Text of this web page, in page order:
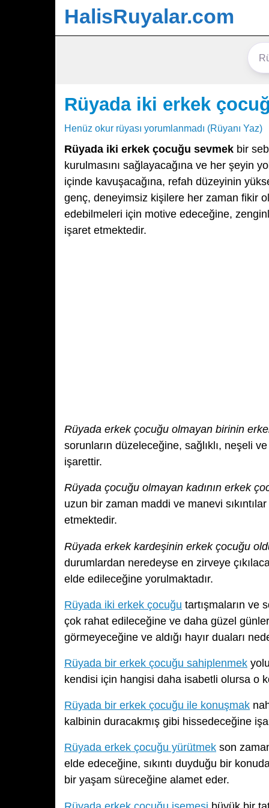
HalisRuyalar.com
Rüyada iki erkek
Henüz okur rüyası yorumlanmadı (Rüyanı Yaz)
Rüyada iki erkek çocuğu sevmek bir
kurulmasını sağlayacağına ve her şeyin
içinde kavuşacağına, refah düzeyinin
genç, deneyimsiz kişilere her zaman fikir
edebilmeleri için motive edeceğine,
işaret etmektedir.
Rüyada erkek çocuğu olmayan birinin
sorunların düzeleceğine, sağlıklı, neşeli
işarettir.
Rüyada çocuğu olmayan kadının erkek
uzun bir zaman maddi ve manevi
etmektedir.
Rüyada erkek kardeşinin erkek çocuğu
durumlardan neredeyse en zirveye
elde edileceğine yorulmaktadır.
Rüyada iki erkek çocuğu tartışmaların ve
çok rahat edileceğine ve daha güzel
görmeyeceğine ve aldığı hayır duaları
Rüyada bir erkek çocuğu sahiplenmek
kendisi için hangisi daha isabetli olursa o
Rüyada bir erkek çocuğu ile konuşmak
kalbinin duracakmış gibi hissedeceğine
Rüyada erkek çocuğu yürütmek son
elde edeceğine, sıkıntı duyduğu bir
bir yaşam süreceğine alamet eder.